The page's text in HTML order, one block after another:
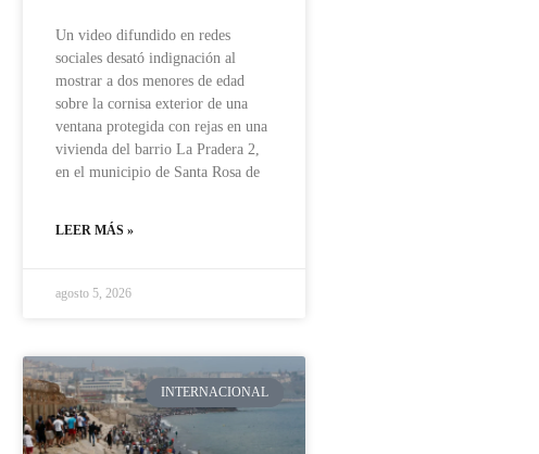
Un video difundido en redes
sociales desató indignación al
mostrar a dos menores de edad
sobre la cornisa exterior de una
ventana protegida con rejas en una
vivienda del barrio La Pradera 2,
en el municipio de Santa Rosa de
LEER MÁS »
agosto 5, 2026
INTERNACIONAL